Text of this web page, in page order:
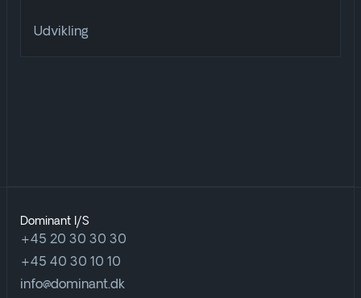
Udvikling
Dominant I/S
+45 20 30 30 30
+45 40 30 10 10
info@dominant.dk